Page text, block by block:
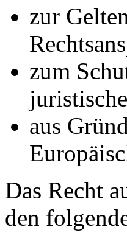
zur
zum
aus
Das Recht
den